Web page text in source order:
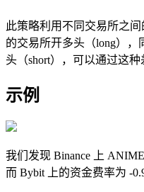
此策略利用不同交易所之
的交易所开多头（long）
头（short），可以通过这种
示例
我们发现 Binance 上
而 Bybit 上的资金费率为 -